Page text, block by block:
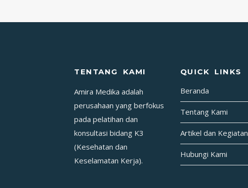
TENTANG KAMI
Amira Medika adalah
perusahaan yang berfokus
pada pelatihan dan
konsultasi bidang K3
(Kesehatan dan
Keselamatan Kerja).
QUICK LINKS
Beranda
Tentang Kami
Artikel dan Kegiatan
Hubungi Kami